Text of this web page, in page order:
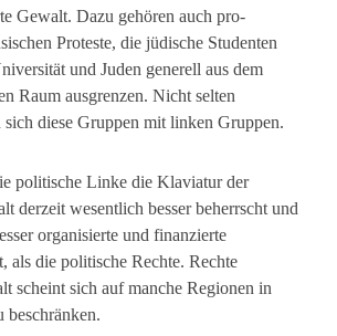
Gewalt. Dazu gehören auch pro-
Proteste, die jüdische Studenten
und Juden generell aus dem
Raum ausgrenzen. Nicht selten
sich diese Gruppen mit linken Gruppen.
politische Linke die Klaviatur der
derzeit wesentlich besser beherrscht und
organisierte und finanzierte
als die politische Rechte. Rechte
scheint sich auf manche Regionen in
beschränken.